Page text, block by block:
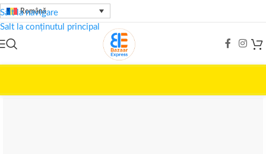
Salt la navigare
Salt la conținutul principal
Română